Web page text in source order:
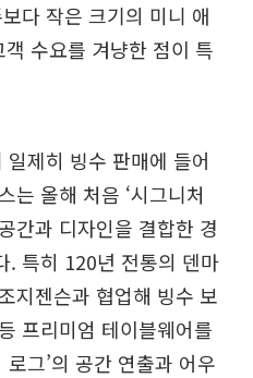
다 작은 크기의 미니 애
수요를 겨냥한 점이 특
제히 빙수 판매에 들어
는 올해 처음 ‘시그니처
간과 디자인을 결합한 경
. 특히 120년 전통의 덴마
지젠슨과 협업해 빙수 보
프리미엄 테이블웨어를
그’의 공간 연출과 어우